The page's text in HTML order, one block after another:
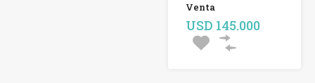
Venta
USD 145.000